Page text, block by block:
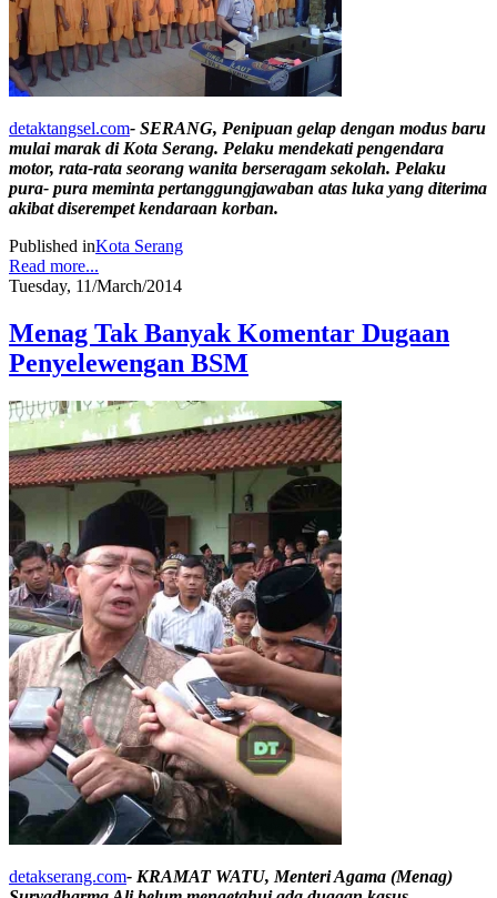
detaktangsel.com- SERANG, Penipuan gelap dengan modus baru
mulai marak di Kota Serang. Pelaku mendekati pengendara
motor, rata-rata seorang wanita berseragam sekolah. Pelaku
pura- pura meminta pertanggungjawaban atas luka yang diterima
akibat diserempet kendaraan korban.
Published inKota Serang
Read more...
Tuesday, 11/March/2014
Menag Tak Banyak Komentar Dugaan
Penyelewengan BSM
detakserang.com- KRAMAT WATU, Menteri Agama (Menag)